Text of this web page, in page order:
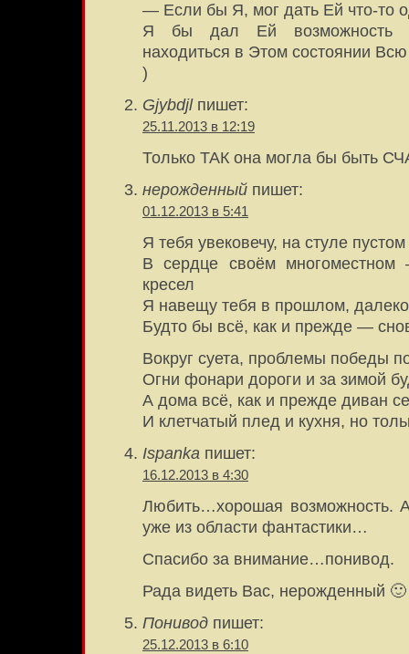
— Если бы Я, мог дать Ей что-то
Я бы дал Ей возможность
находиться в Этом состоянии
)
Gjybdjlпишет:
25.11.2013 в 12:19
Только ТАК она могла бы быть
нерожденный пишет:
01.12.2013 в 5:41
Я тебя увековечу, на стуле
В сердце своём
кресел
Я навещу тебя в прошлом,
Будто бы всё, как и прежде —
Вокруг суета, проблемы победы
Огни фонари дороги и за зимой
А дома всё, как и прежде диван
И клетчатый плед и кухня, но
Ispanka пишет:
16.12.2013 в 4:30
Любить…хорошая возможность.
уже из области фантастики…
Спасибо за внимание…понивод.
Рада видеть Вас, нерожденный 🙂
Понивод пишет:
25.12.2013 в 6:10